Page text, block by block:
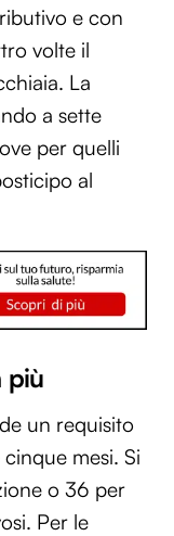
e con
volte il
La
a sette
per quelli
al
più
un requisito
mesi. Si
o 36 per
Per le